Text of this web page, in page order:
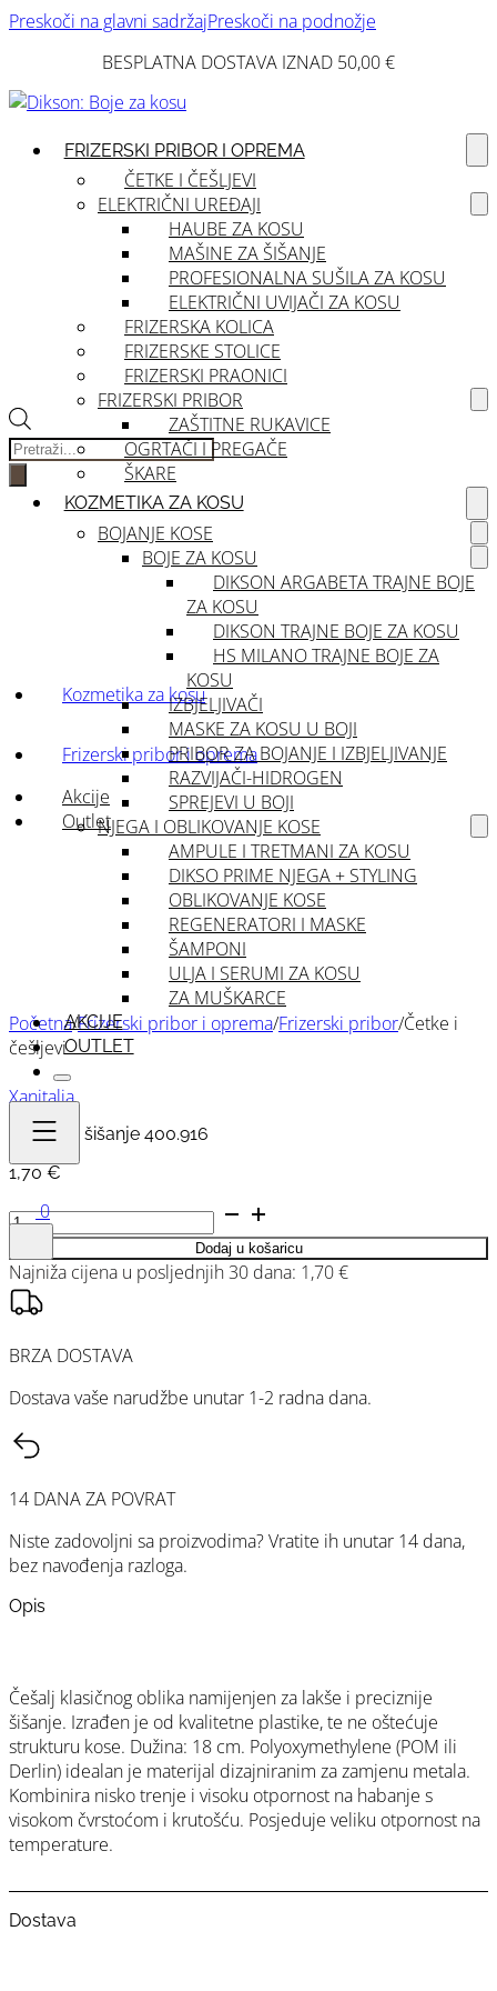
Preskoči na glavni sadržajPreskoči na podnožje
BESPLATNA DOSTAVA IZNAD 50,00 €
FRIZERSKI PRIBOR I OPREMA
ČETKE I ČEŠLJEVI
ELEKTRIČNI UREĐAJI
HAUBE ZA KOSU
MAŠINE ZA ŠIŠANJE
PROFESIONALNA SUŠILA ZA KOSU
ELEKTRIČNI UVIJAČI ZA KOSU
FRIZERSKA KOLICA
FRIZERSKE STOLICE
FRIZERSKI PRAONICI
FRIZERSKI PRIBOR
ZAŠTITNE RUKAVICE
OGRTAČI I PREGAČE
ŠKARE
KOZMETIKA ZA KOSU
BOJANJE KOSE
BOJE ZA KOSU
DIKSON ARGABETA TRAJNE BOJE
ZA KOSU
DIKSON TRAJNE BOJE ZA KOSU
HS MILANO TRAJNE BOJE ZA
KOSU
IZBJELJIVAČI
MASKE ZA KOSU U BOJI
PRIBOR ZA BOJANJE I IZBJELJIVANJE
RAZVIJAČI-HIDROGEN
SPREJEVI U BOJI
NJEGA I OBLIKOVANJE KOSE
AMPULE I TRETMANI ZA KOSU
DIKSO PRIME NJEGA + STYLING
OBLIKOVANJE KOSE
REGENERATORI I MASKE
ŠAMPONI
ULJA I SERUMI ZA KOSU
ZA MUŠKARCE
AKCIJE
OUTLET
0
Products
search
Kozmetika za kosu
Frizerski pribor i oprema
Akcije
Outlet
Početna/Frizerski pribor i oprema/Frizerski pribor/Četke i
češljevi
Xanitalia
češalj za šišanje 400.916
1,70 €
češalj
šišanje
400.916
količina
Dodaj u košaricu
Najniža cijena u posljednjih 30 dana: 1,70€
BRZA DOSTAVA
Dostava vaše narudžbe unutar 1-2 radna dana.
14 DANA ZA POVRAT
Niste zadovoljni sa proizvodima? Vratite ih unutar 14 dana,
bez navođenja razloga.
Opis
Češalj klasičnog oblika namijenjen za lakše i preciznije
šišanje. Izrađen je od kvalitetne plastike, te ne oštećuje
strukturu kose. Dužina: 18 cm. Polyoxymethylene (POM ili
Derlin) idealan je materijal dizajniranim za zamjenu metala.
Kombinira nisko trenje i visoku otpornost na habanje s
visokom čvrstoćom i krutošću. Posjeduje veliku otpornost na
temperature.
Dostava